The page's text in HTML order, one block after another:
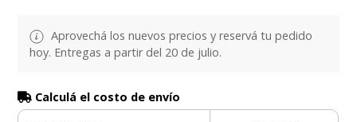
Aprovechá los nuevos precios y reservá tu pedido
hoy. Entregas a partir del 20 de julio.
Calculá el costo de envío